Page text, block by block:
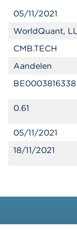
05/11/2021
WorldQuant,
CMB.TECH
Aandelen
BE0003816338
0.61
05/11/2021
18/11/2021